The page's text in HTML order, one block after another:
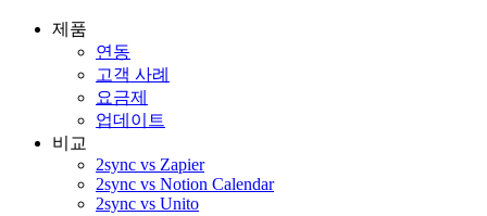
제품
연동
고객 사례
요금제
업데이트
비교
2sync vs Zapier
2sync vs Notion Calendar
2sync vs Unito